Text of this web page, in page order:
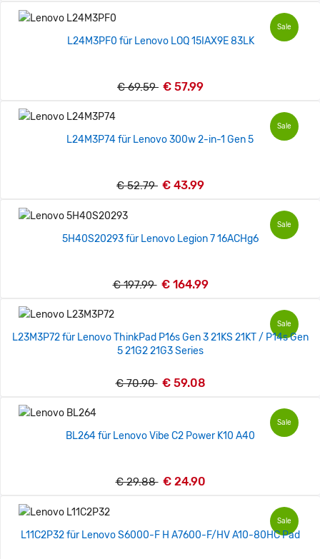
Sale
L24M3PF0 für Lenovo LOQ 15IAX9E 83LK
€ 69.59 € 57.99
Sale
L24M3P74 für Lenovo 300w 2-in-1 Gen 5
€ 52.79 € 43.99
Sale
5H40S20293 für Lenovo Legion 7 16ACHg6
€ 197.99 € 164.99
Sale
L23M3P72 für Lenovo ThinkPad P16s Gen 3 21KS 21KT / P14s Gen
5 21G2 21G3 Series
€ 70.90 € 59.08
Sale
BL264 für Lenovo Vibe C2 Power K10 A40
€ 29.88 € 24.90
Sale
L11C2P32 für Lenovo S6000-F H A7600-F/HV A10-80HC Pad